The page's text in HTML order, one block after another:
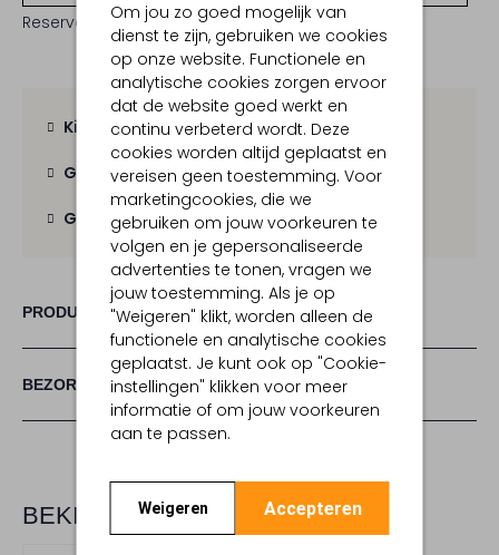
Om jou zo goed mogelijk van
dienst te zijn, gebruiken we cookies
op onze website. Functionele en
analytische cookies zorgen ervoor
dat de website goed werkt en
continu verbeterd wordt. Deze
cookies worden altijd geplaatst en
vereisen geen toestemming. Voor
marketingcookies, die we
gebruiken om jouw voorkeuren te
volgen en je gepersonaliseerde
advertenties te tonen, vragen we
jouw toestemming. Als je op
"Weigeren" klikt, worden alleen de
functionele en analytische cookies
geplaatst. Je kunt ook op "Cookie-
instellingen" klikken voor meer
informatie of om jouw voorkeuren
aan te passen.
Weigeren Accepteren
Reserveer direct in een van onze 19 boutiques
Kies zelf je bezorgmoment
Gratis verzendingvanaf € 100,-
Gratis retourbinnen 30 dagen
PRODUCT INFORMATIE
BEZORGEN & RETOURNEREN
BEKIJK MEER